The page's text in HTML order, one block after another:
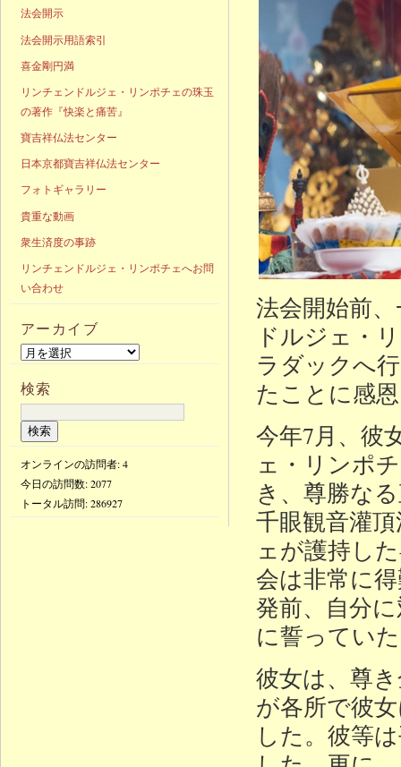
法会開始前
ドルジェ・
ラダックへ
たことに感
今年7月、彼
ェ・リンポ
き、尊勝な
千眼観音灌
ェが護持し
会は非常に
発前、自分
に誓ってい
彼女は、尊
が各所で彼
した。彼等
法会開示
法会開示用語索引
喜金剛円満
リンチェンドルジェ・リンポチェの珠玉
の著作『快楽と痛苦』
寶吉祥仏法センター
日本京都寶吉祥仏法センター
フォトギャラリー
貴重な動画
衆生済度の事跡
リンチェンドルジェ・リンポチェへお問
い合わせ
アーカイブ
検索
オンラインの訪問者: 4
今日の訪問数:2077
トータル訪問:286927